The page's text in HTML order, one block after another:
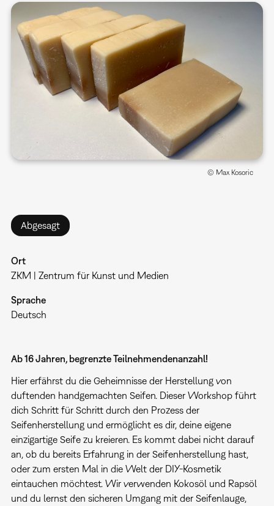
© Max Kosoric
Abgesagt
Ort
ZKM | Zentrum für Kunst und Medien
Sprache
Deutsch
Ab 16 Jahren, begrenzte Teilnehmendenanzahl!
Hier erfährst du die Geheimnisse der Herstellung von
duftenden handgemachten Seifen. Dieser Workshop führt
dich Schritt für Schritt durch den Prozess der
Seifenherstellung und ermöglicht es dir, deine eigene
einzigartige Seife zu kreieren. Es kommt dabei nicht darauf
an, ob du bereits Erfahrung in der Seifenherstellung hast,
oder zum ersten Mal in die Welt der DIY-Kosmetik
eintauchen möchtest. Wir verwenden Kokosöl und Rapsöl
und du lernst den sicheren Umgang mit der Seifenlauge,